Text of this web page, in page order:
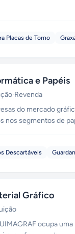
Placas de Torno
e Papéis
·Revenda
do mercado
nos segmentos de
Descartáveis
Gráfico
ocupa